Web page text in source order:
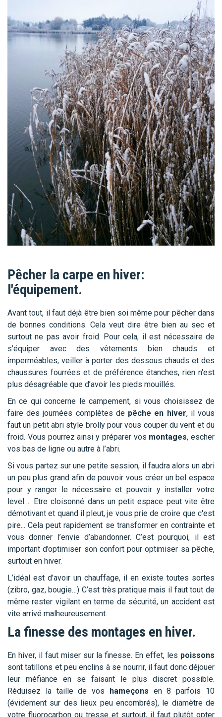
Pêcher la carpe en hiver:
l'équipement.
Avant tout, il faut déjà être bien soi même pour pêcher dans
de bonnes conditions. Cela veut dire être bien au sec et
surtout ne pas avoir froid. Pour cela, il est nécessaire de
s’équiper avec des vêtements bien chauds et
imperméables, veiller à porter des dessous chauds et des
chaussures fourrées et de préférence étanches, rien n'est
plus désagréable que d’avoir les pieds mouillés.
En ce qui concerne le campement, si vous choisissez de
faire des journées complètes de pêche en hiver, il vous
faut un petit abri style brolly pour vous couper du vent et du
froid. Vous pourrez ainsi y préparer vos montages, escher
vos bas de ligne ou autre à l’abri.
Si vous partez sur une petite session, il faudra alors un abri
un peu plus grand afin de pouvoir vous créer un bel espace
pour y ranger le nécessaire et pouvoir y installer votre
level…. Etre cloisonné dans un petit espace peut vite être
démotivant et quand il pleut, je vous prie de croire que c'est
pire... Cela peut rapidement se transformer en contrainte et
vous donner l’envie d’abandonner. C’est pourquoi, il est
important d’optimiser son confort pour optimiser sa pêche,
surtout en hiver.
L’idéal est d’avoir un chauffage, il en existe toutes sortes
(zibro, gaz, bougie…) C’est très pratique mais il faut tout de
même rester vigilant en terme de sécurité, un accident est
vite arrivé malheureusement.
La finesse des montages en hiver.
En hiver, il faut miser sur la finesse. En effet, les poissons
sont tatillons et peu enclins à se nourrir, il faut donc déjouer
leur méfiance en se faisant le plus discret possible.
Réduisez la taille de vos
hameçons en 8 parfois 10
(évidement sur des lieux peu encombrés), le diamètre de
votre fluorocarbon ou tresse et surtout, il faut plutôt opter